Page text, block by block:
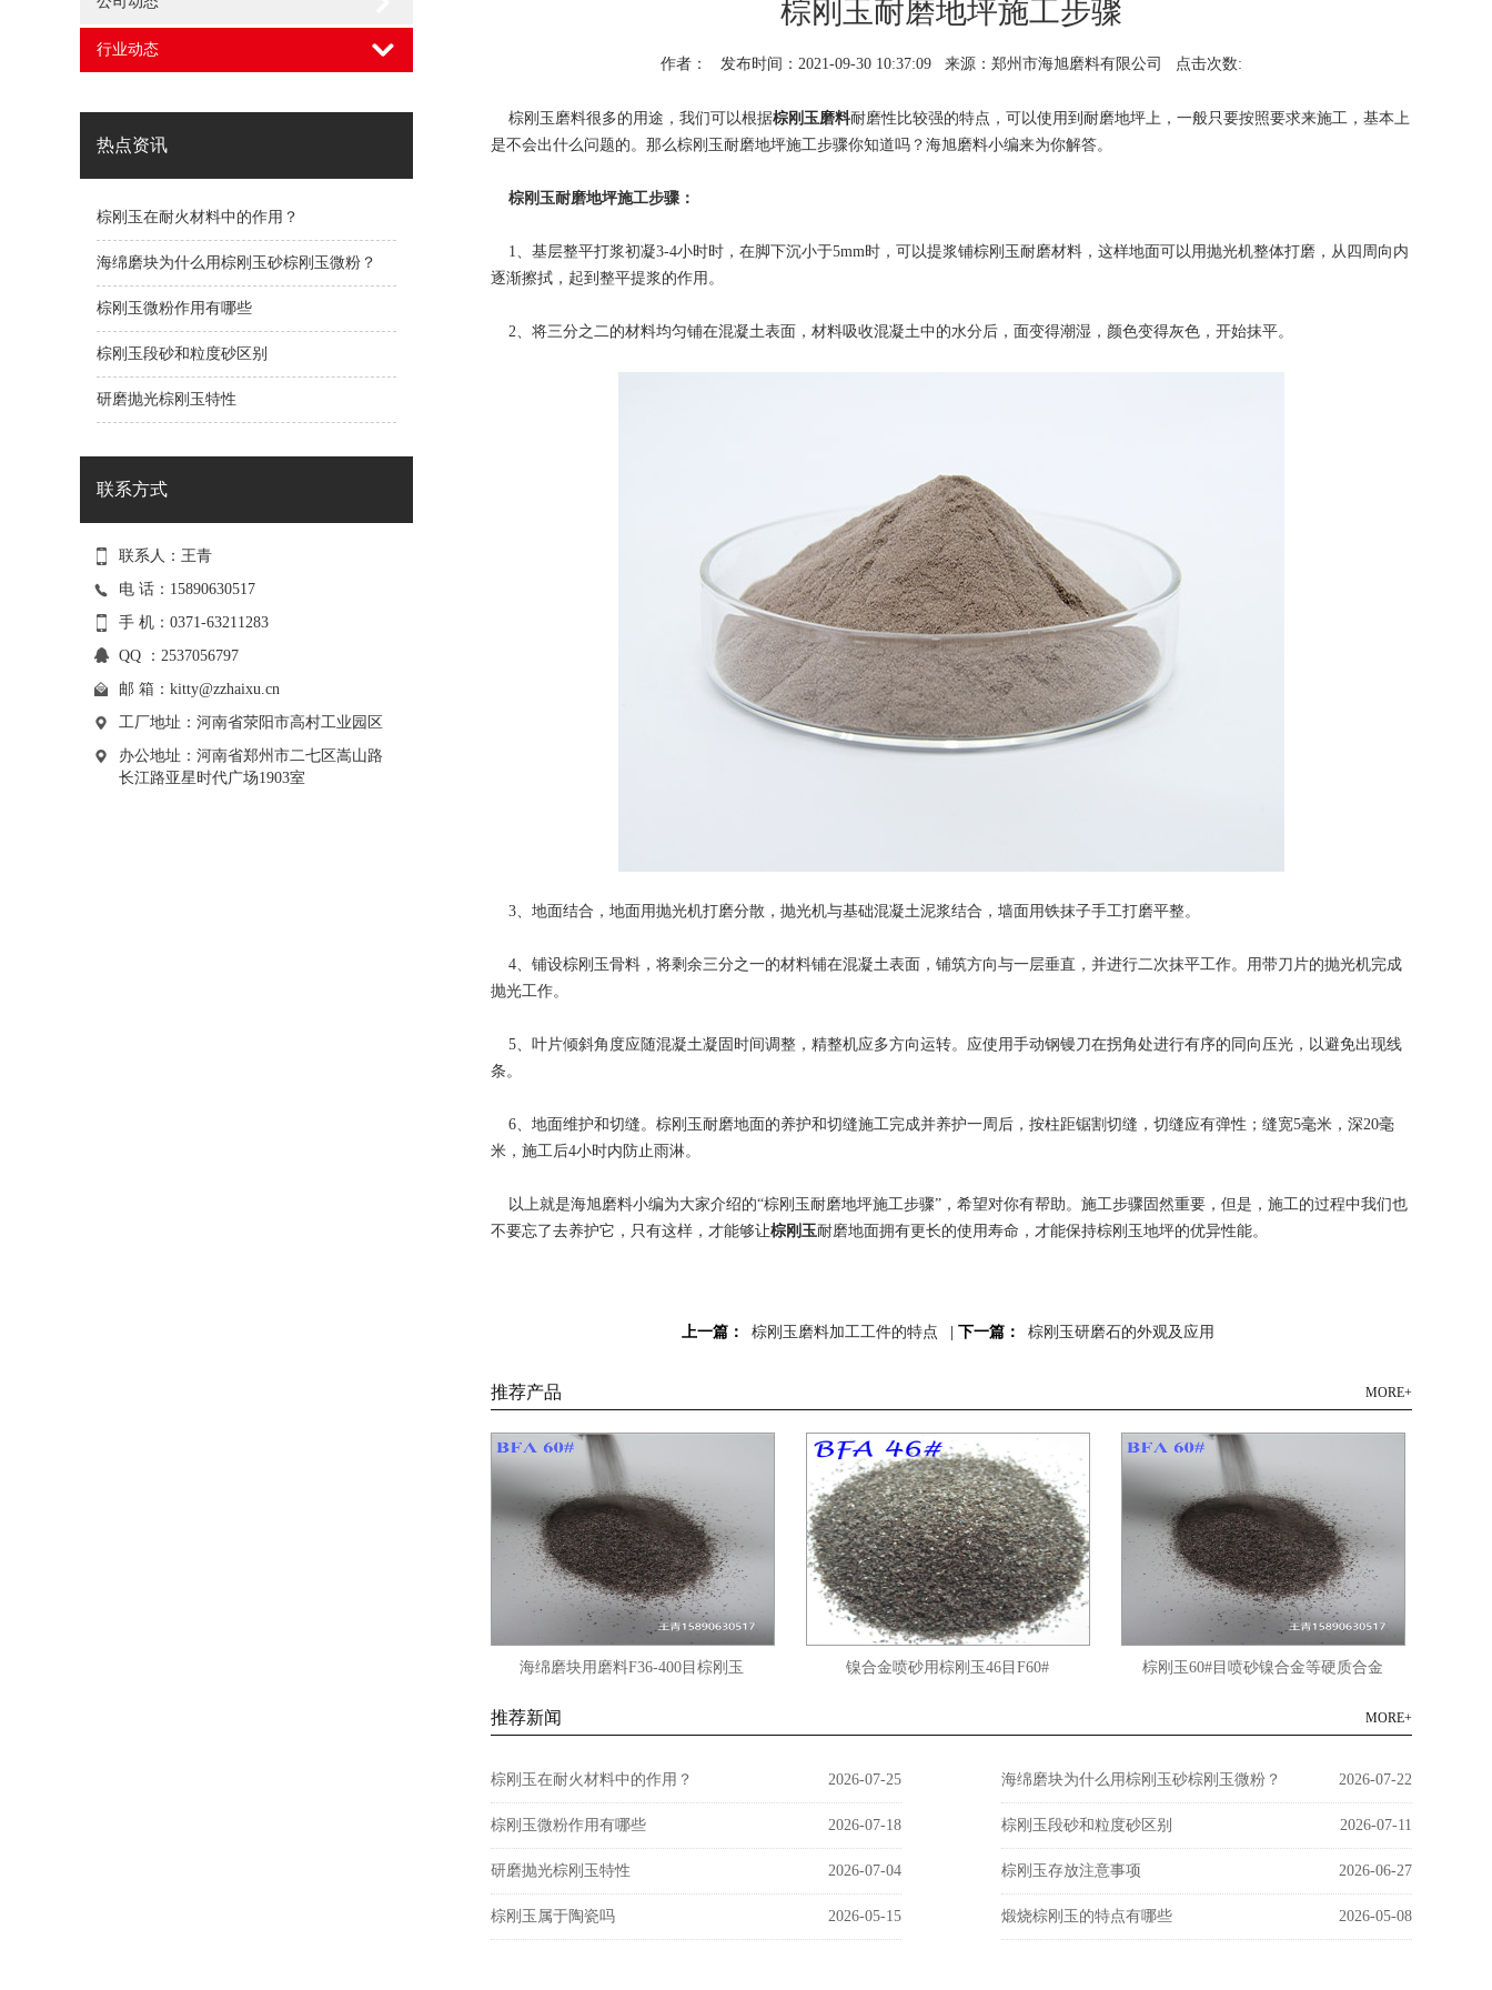
行业动态
热点资讯
棕刚玉在耐火材料中的作用？
海绵磨块为什么用棕刚玉砂棕刚玉微粉？
棕刚玉微粉作用有哪些
棕刚玉段砂和粒度砂区别
研磨抛光棕刚玉特性
联系方式
联系人：王青
电 话：15890630517
手 机：0371-63211283
QQ ：2537056797
邮 箱： kitty@zzhaixu.cn
工厂地址：河南省荥阳市高村工业园区
办公地址：河南省郑州市二七区嵩山路
长江路亚星时代广场1903室
棕刚玉耐磨地坪施工步骤
作者： 发布时间：2021-09-30 10:37:09 来源：郑州市海旭磨料有限公司 点击次数:
棕刚玉磨料很多的用途，我们可以根据棕刚玉磨料耐磨性比较强的特点，可以使用到耐磨地坪上，一般只要按照要求来施工，基本上
是不会出什么问题的。那么棕刚玉耐磨地坪施工步骤你知道吗？海旭磨料小编来为你解答。
棕刚玉耐磨地坪施工步骤：
1、基层整平打浆初凝3-4小时时，在脚下沉小于5mm时，可以提浆铺棕刚玉耐磨材料，这样地面可以用抛光机整体打磨，从四周向内
逐渐擦拭，起到整平提浆的作用。
2、将三分之二的材料均匀铺在混凝土表面，材料吸收混凝土中的水分后，面变得潮湿，颜色变得灰色，开始抹平。
3、地面结合，地面用抛光机打磨分散，抛光机与基础混凝土泥浆结合，墙面用铁抹子手工打磨平整。
4、铺设棕刚玉骨料，将剩余三分之一的材料铺在混凝土表面，铺筑方向与一层垂直，并进行二次抹平工作。用带刀片的抛光机完成
抛光工作。
5、叶片倾斜角度应随混凝土凝固时间调整，精整机应多方向运转。应使用手动钢镘刀在拐角处进行有序的同向压光，以避免出现线
条。
6、地面维护和切缝。棕刚玉耐磨地面的养护和切缝施工完成并养护一周后，按柱距锯割切缝，切缝应有弹性；缝宽5毫米，深20毫
米，施工后4小时内防止雨淋。
以上就是海旭磨料小编为大家介绍的“棕刚玉耐磨地坪施工步骤”，希望对你有帮助。施工步骤固然重要，但是，施工的过程中我们也
不要忘了去养护它，只有这样，才能够让棕刚玉耐磨地面拥有更长的使用寿命，才能保持棕刚玉地坪的优异性能。
上一篇： 棕刚玉磨料加工工件的特点 下一篇： 棕刚玉研磨石的外观及应用
推荐产品 MORE+
海绵磨块用磨料F36-400目棕刚玉 镍合金喷砂用棕刚玉46目F60# 棕刚玉60#目喷砂镍合金等硬质合金
推荐新闻 MORE+
棕刚玉在耐火材料中的作用？ 2026-07-25 海绵磨块为什么用棕刚玉砂棕刚玉微粉？ 2026-07-22
棕刚玉微粉作用有哪些 2026-07-18 棕刚玉段砂和粒度砂区别 2026-07-11
研磨抛光棕刚玉特性 2026-07-04 棕刚玉存放注意事项 2026-06-27
棕刚玉属于陶瓷吗 2026-05-15 煅烧棕刚玉的特点有哪些 2026-05-08